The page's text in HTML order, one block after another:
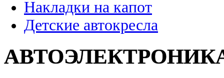
Накладки на капот
Детские автокресла